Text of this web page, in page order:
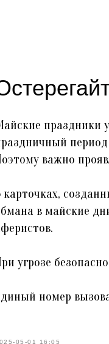
праздники
важно
карточках,
в майские
угрозе
номер
05-01 16:05